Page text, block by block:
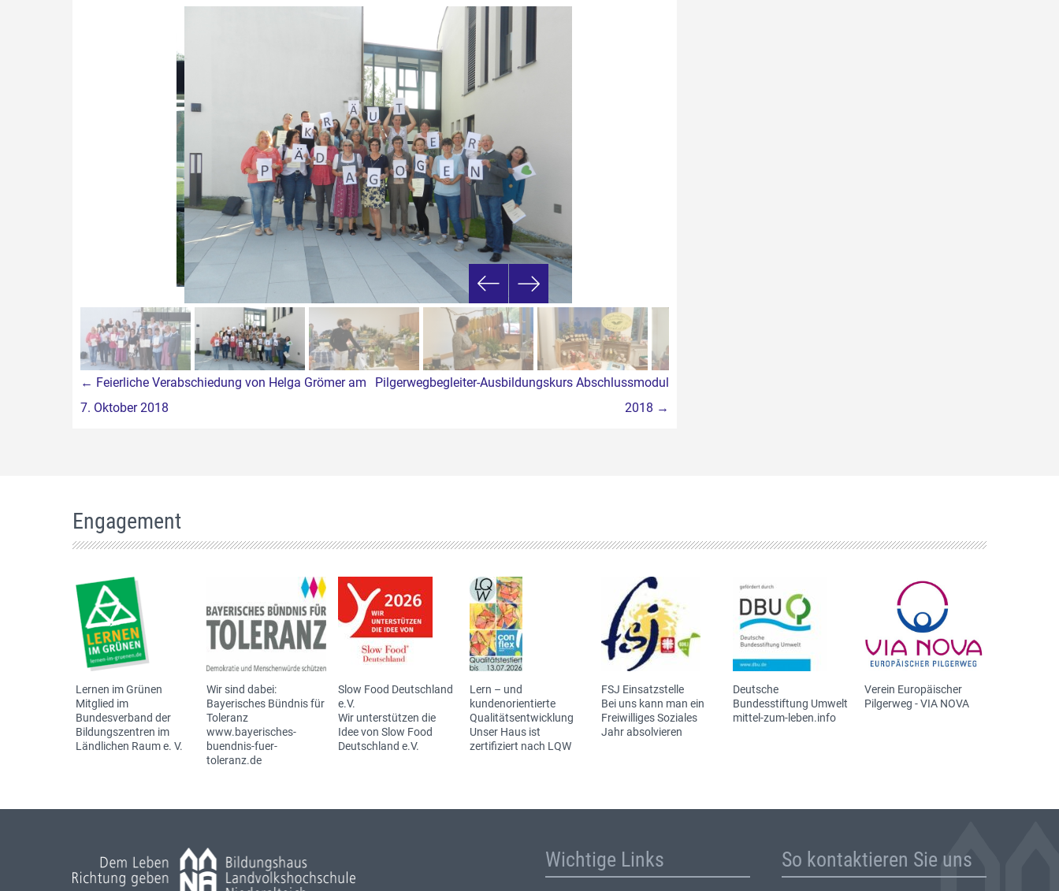
Beitragsnavigation
← Feierliche Verabschiedung von Helga Grömer am
7. Oktober 2018
Pilgerwegbegleiter-Ausbildungskurs Abschlussmodul
2018 →
Engagement
Lernen im Grünen
Mitglied im
Bundesverband der
Bildungszentren im
Ländlichen Raum e. V.
Wir sind dabei:
Bayerisches Bündnis für
Toleranz
www.bayerisches-
buendnis-fuer-
toleranz.de
Slow Food Deutschland
e.V.
Wir unterstützen die
Idee von Slow Food
Deutschland e.V.
Lern – und
kundenorientierte
Qualitätsentwicklung
Unser Haus ist
zertifiziert nach LQW
FSJ Einsatzstelle
Bei uns kann man ein
Freiwilliges Soziales
Jahr absolvieren
Deutsche
Bundesstiftung Umwelt
mittel-zum-leben.info
Verein Europäischer
Pilgerweg - VIA NOVA
Wichtige Links So kontaktieren Sie uns